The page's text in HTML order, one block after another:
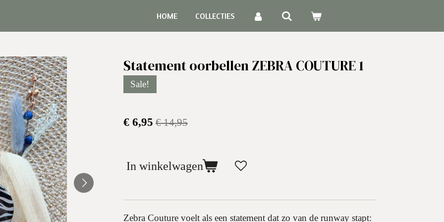
HOME COLLECTIES
Statement oorbellen ZEBRA COUTURE 1
Sale!
€ 6,95 € 14,95
In winkelwagen
Zebra Couture voelt als een statement dat zo van de runway stapt: